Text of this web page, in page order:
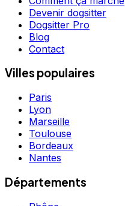
Devenir dogsitter
Dogsitter Pro
Blog
Contact
Villes populaires
Paris
Lyon
Marseille
Toulouse
Bordeaux
Nantes
Départements